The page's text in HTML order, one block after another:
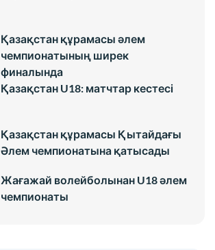
Қазақстан құрамасы әлем
чемпионатының ширек
финалында
Қазақстан U18: матчтар кестесі
Қазақстан құрамасы Қытайдағы
Әлем чемпионатына қатысады
Жағажай волейболынан U18 әлем
чемпионаты